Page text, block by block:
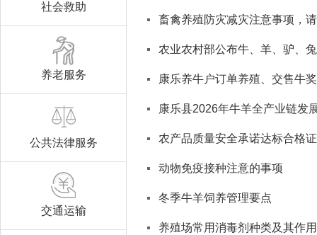
社会救助
养老服务
公共法律服务
交通运输
畜禽养殖防灾减灾注意事项，
农业农村部公布牛、羊、驴、
康乐养牛户订单养殖、交售牛
康乐县2026年牛羊全产业链发
农产品质量安全承诺达标合格
动物免疫接种注意的事项
冬季牛羊饲养管理要点
养殖场常用消毒剂种类及其作用